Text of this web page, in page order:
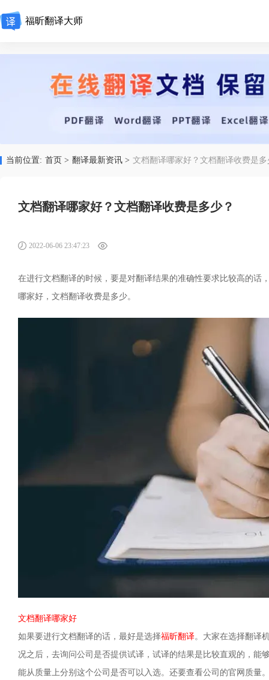
福昕翻译大师
当前位置: 首页 > 翻译最新资讯 > 文档翻译哪家好？文档翻译收费是多
文档翻译哪家好？文档翻译收费是多少？
2022-06-06 23:47:23
在进行文档翻译的时候，要是对翻译结果的准确性要求比较高的
哪家好，文档翻译收费是多少。
文档翻译哪家好
如果要进行文档翻译的话，最好是选择福昕翻译。大家在选择翻译
况之后，去询问公司是否提供试译，试译的结果是比较直观的，
能从质量上分别这个公司是否可以入选。还要查看公司的官网质